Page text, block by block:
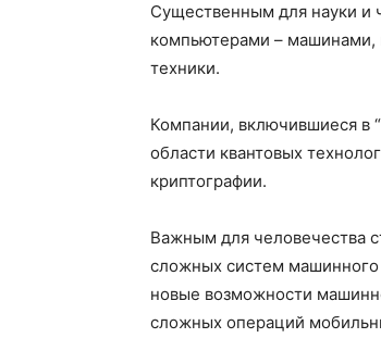
Существенным для науки и
компьютерами – машинами,
техники.
Компании, включившиеся в
области квантовых
криптографии.
Важным для человечества
сложных систем
новые возможности
сложных операций